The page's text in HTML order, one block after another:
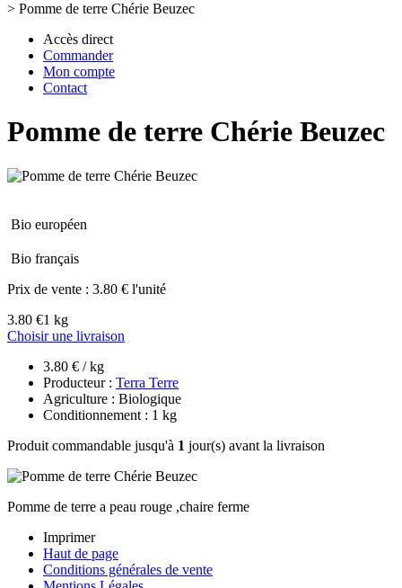
> Pomme de terre Chérie Beuzec
Accès direct
Commander
Mon compte
Contact
Pomme de terre Chérie Beuzec
Bio européen
Bio français
Prix de vente : 3.80 € l'unité
3.80 €1 kg
Choisir une livraison
3.80 € / kg
Producteur : Terra Terre
Agriculture : Biologique
Conditionnement : 1 kg
Produit commandable jusqu'à 1 jour(s) avant la livraison
Pomme de terre a peau rouge ,chaire ferme
Imprimer
Haut de page
Conditions générales de vente